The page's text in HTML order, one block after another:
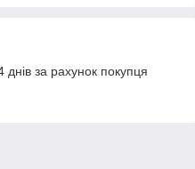
за рахунок покупця